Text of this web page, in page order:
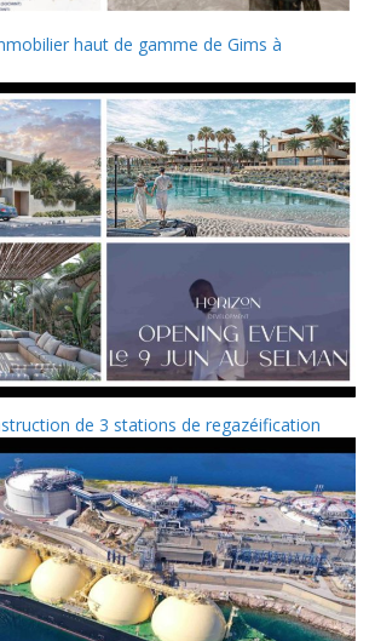
haut de gamme de Gims à
de 3 stations de regazéification